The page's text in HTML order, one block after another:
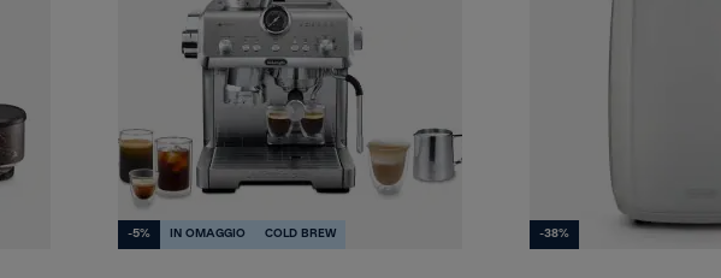
-5% IN OMAGGIO COLD BREW -38%